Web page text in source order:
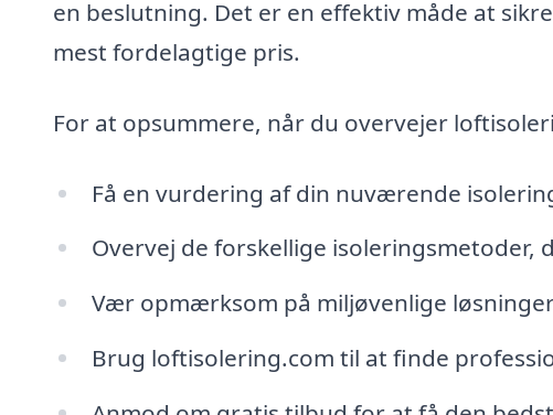
en beslutning. Det er en effektiv måde at
mest fordelagtige pris.
For at opsummere, når du overvejer
Få en vurdering af din nuværende
Overvej de forskellige isoleringsmetoder,
Vær opmærksom på miljøvenlige
Brug loftisolering.com til at finde